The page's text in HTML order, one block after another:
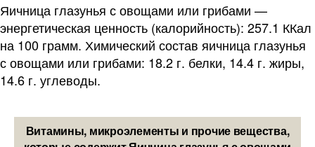
Яичница глазунья с овощами или грибами —
энергетическая ценность (калорийность): 257.1 ККал
на 100 грамм. Химический состав яичница глазунья
с овощами или грибами: 18.2 г. белки, 14.4 г. жиры,
14.6 г. углеводы.
Витамины, микроэлементы и прочие вещества,